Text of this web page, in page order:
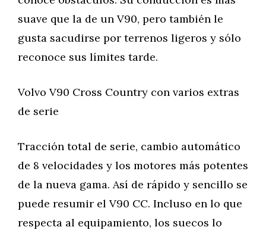
suave que la de un V90, pero también le
gusta sacudirse por terrenos ligeros y sólo
reconoce sus límites tarde.
Volvo V90 Cross Country con varios extras
de serie
Tracción total de serie, cambio automático
de 8 velocidades y los motores más potentes
de la nueva gama. Así de rápido y sencillo se
puede resumir el V90 CC. Incluso en lo que
respecta al equipamiento, los suecos lo